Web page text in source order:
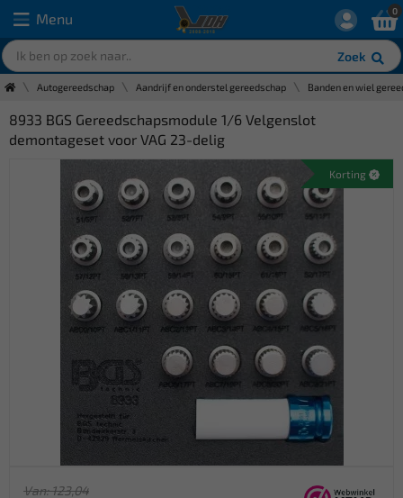
Menu
Zoek
0
Autogereedschap Aandrijf en onderstel gereedschap Banden en wiel
8933 BGS Gereedschapsmodule 1/6 Velgenslot
demontageset voor VAG 23-delig
Korting
Van: 123,04